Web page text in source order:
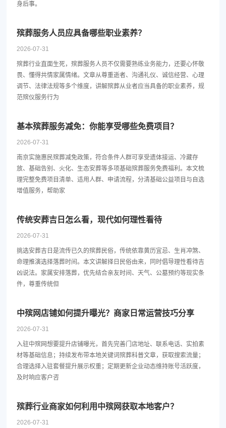
身后事。
殡葬服务人员应具备哪些职业素养？
2026-07-31
殡葬行业直面生死，殡葬服务人员不仅需要熟练业务能力，还要心怀敬
畏、懂得共情家属情绪。文章从尊重逝者、沟通礼仪、诚信经营、心理
调节、法律法规等多个维度，讲解殡葬从业者应当具备的职业素养，规
范殡仪服务行为
基本殡葬服务减免：你能享受哪些免费项目？
2026-07-31
南京实施惠民殡葬减免政策，符合条件人群可享受遗体接运、冷藏存
放、基础告别、火化、生态安葬等多项基础殡葬服务免费福利。本文梳
理完整免费项目清单、适用人群、申请流程，分清基础公益项目与自选
增值服务，帮助家
传统安葬吉日怎么看，现代如何理性看待
2026-07-31
挑选安葬吉日是流传已久的殡葬民俗，传统依靠黄历宜忌、生肖冲煞、
命理推演选择落葬时间。本文讲解择日民俗由来，同时倡导理性看待吉
凶说法。家属安排落葬，优先结合亲友时间、天气、公墓预约等现实条
件，尊重传统但
中殡网店铺如何提升曝光？商家日常运营技巧分享
2026-07-31
入驻中殡网想要提升店铺曝光，首先完善门店地址、联系电话、实拍素
材等基础信息；持续发布带本地关键词殡葬科普文章，获取搜索流量；
合理选择入驻套餐提升展示权重；定期更新企业动态维持账号活跃度，
及时响应客户咨
殡葬行业商家如何利用中殡网获取本地客户？
2026-07-31